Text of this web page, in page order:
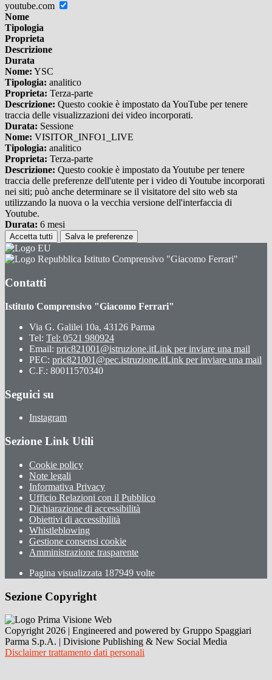
youtube.com
Nome
Tipologia
Proprieta
Descrizione
Durata
Nome: YSC
Tipologia: analitico
Proprieta: Terza-parte
Descrizione: Questo cookie è impostato da YouTube per tenere
traccia delle visualizzazioni dei video incorporati.
Durata: Sessione
Nome: VISITOR_INFO1_LIVE
Tipologia: analitico
Proprieta: Terza-parte
Descrizione: Questo cookie è impostato da Youtube per tenere
traccia delle preferenze dell'utente per i video di Youtube incorporati
nei siti; può anche determinare se il visitatore del sito web sta
utilizzando la nuova o la vecchia versione dell'interfaccia di
Youtube.
Durata: 6 mesi
Accetta tutti Salva le preferenze
Istituto Comprensivo "Giacomo Ferrari"
Contatti
Istituto Comprensivo "Giacomo Ferrari"
Via G. Galilei 10a, 43126 Parma
Tel: Tel: 0521 980924
Email: pric821001@istruzione.itLink per inviare una mail
PEC: pric821001@pec.istruzione.itLink per inviare una mail
C.F.: 80011570340
Seguici su
Instagram
Sezione Link Utili
Cookie policy
Note legali
Informativa Privacy
Ufficio Relazioni con il Pubblico
Dichiarazione di accessibilità
Obiettivi di accessibilità
Whistleblowing
Gestione consensi cookie
Amministrazione trasparente
Pagina visualizzata 187949 volte
Sezione Copyright
Copyright 2026 | Engineered and powered by Gruppo Spaggiari
Parma S.p.A. | Divisione Publishing & New Social Media
Disclaimer trattamento dati personali